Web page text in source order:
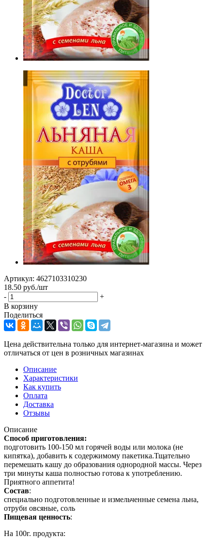
Артикул: 4627103310230
18.50 руб./шт
-
+
В корзину
Поделиться
Цена действительна только для интернет-магазина и может
отличаться от цен в розничных магазинах
Описание
Характеристики
Как купить
Оплата
Доставка
Отзывы
Описание
Способ приготовления:
подготовить 100-150 мл горячей воды или молока (не
кипятка), добавить к содержимому пакетика.Тщательно
перемешать кашу до образования однородной массы. Через
три минуты каша полностью готова к употреблению.
Приятного аппетита!
Состав:
специально подготовленные и измельченные семена льна,
отруби овсяные, соль
Пищевая ценность:
На 100г. продукта: